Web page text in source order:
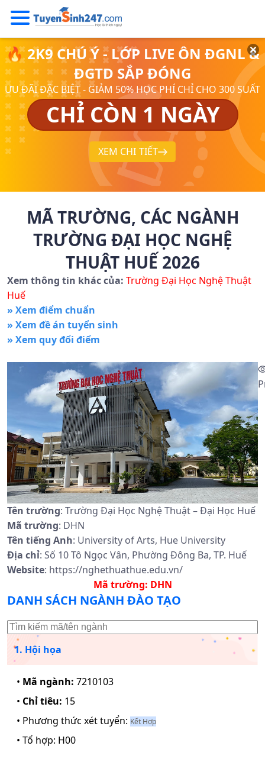
🔥 2K9 CHÚ Ý - LỚP LIVE ÔN ĐGNL &
ĐGTD SẮP ĐÓNG
ƯU ĐÃI ĐẶC BIỆT - GIẢM 50% HỌC PHÍ CHỈ CHO 300 SUẤT
CHỈ CÒN 1 NGÀY
XEM CHI TIẾT
MÃ TRƯỜNG, CÁC NGÀNH
TRƯỜNG ĐẠI HỌC NGHỆ
THUẬT HUẾ 2026
Xem thông tin khác của: Trường Đại Học Nghệ Thuật
Huế
» Xem điểm chuẩn
» Xem đề án tuyển sinh
» Xem quy đổi điểm
Tên trường: Trường Đại Học Nghệ Thuật – Đại Học Huế
Mã trường: DHN
Tên tiếng Anh: University of Arts, Hue University
Địa chỉ: Số 10 Tô Ngọc Vân, Phường Đông Ba, TP. Huế
Website: https://nghethuathue.edu.vn/
Mã trường: DHN
DANH SÁCH NGÀNH ĐÀO TẠO
1. Hội họa
• Mã ngành: 7210103
• Chỉ tiêu: 15
• Phương thức xét tuyển: Kết Hợp
• Tổ hợp: H00